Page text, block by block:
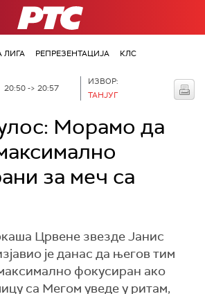
РТС
ЛИГА РЕПРЕЗЕНТАЦИЈА КЛС
-> 20:57
ИЗВОР:
ТАНЈУГ
Морамо да
за меч са
Црвене звезде Јанис
је данас да његов тим
фокусиран ако
са Мегом уведе у ритам,